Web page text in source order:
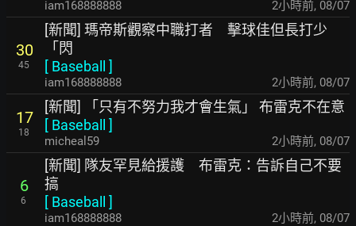
iam168888888 2小時前, 08/07
30
45
[新聞] 瑪帝斯觀察中職打者 擊球佳但長打少
「閃
[ Baseball ]
iam168888888 2小時前, 08/07
17
18
[新聞] 「只有不努力我才會生氣」 布雷克不在意
[ Baseball ]
micheal59 2小時前, 08/07
6
6
[新聞] 隊友罕見給援護 布雷克：告訴自己不要
搞
[ Baseball ]
iam168888888 2小時前, 08/07